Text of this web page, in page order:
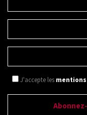
J'accepte les